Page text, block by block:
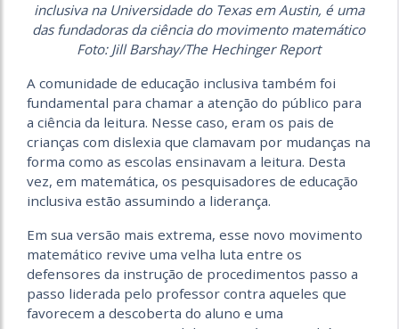
inclusiva na Universidade do Texas em Austin, é uma
das fundadoras da ciência do movimento matemático
Foto: Jill Barshay/The Hechinger Report
A comunidade de educação inclusiva também foi
fundamental para chamar a atenção do público para
a ciência da leitura. Nesse caso, eram os pais de
crianças com dislexia que clamavam por mudanças na
forma como as escolas ensinavam a leitura. Desta
vez, em matemática, os pesquisadores de educação
inclusiva estão assumindo a liderança.
Em sua versão mais extrema, esse novo movimento
matemático revive uma velha luta entre os
defensores da instrução de procedimentos passo a
passo liderada pelo professor contra aqueles que
favorecem a descoberta do aluno e uma